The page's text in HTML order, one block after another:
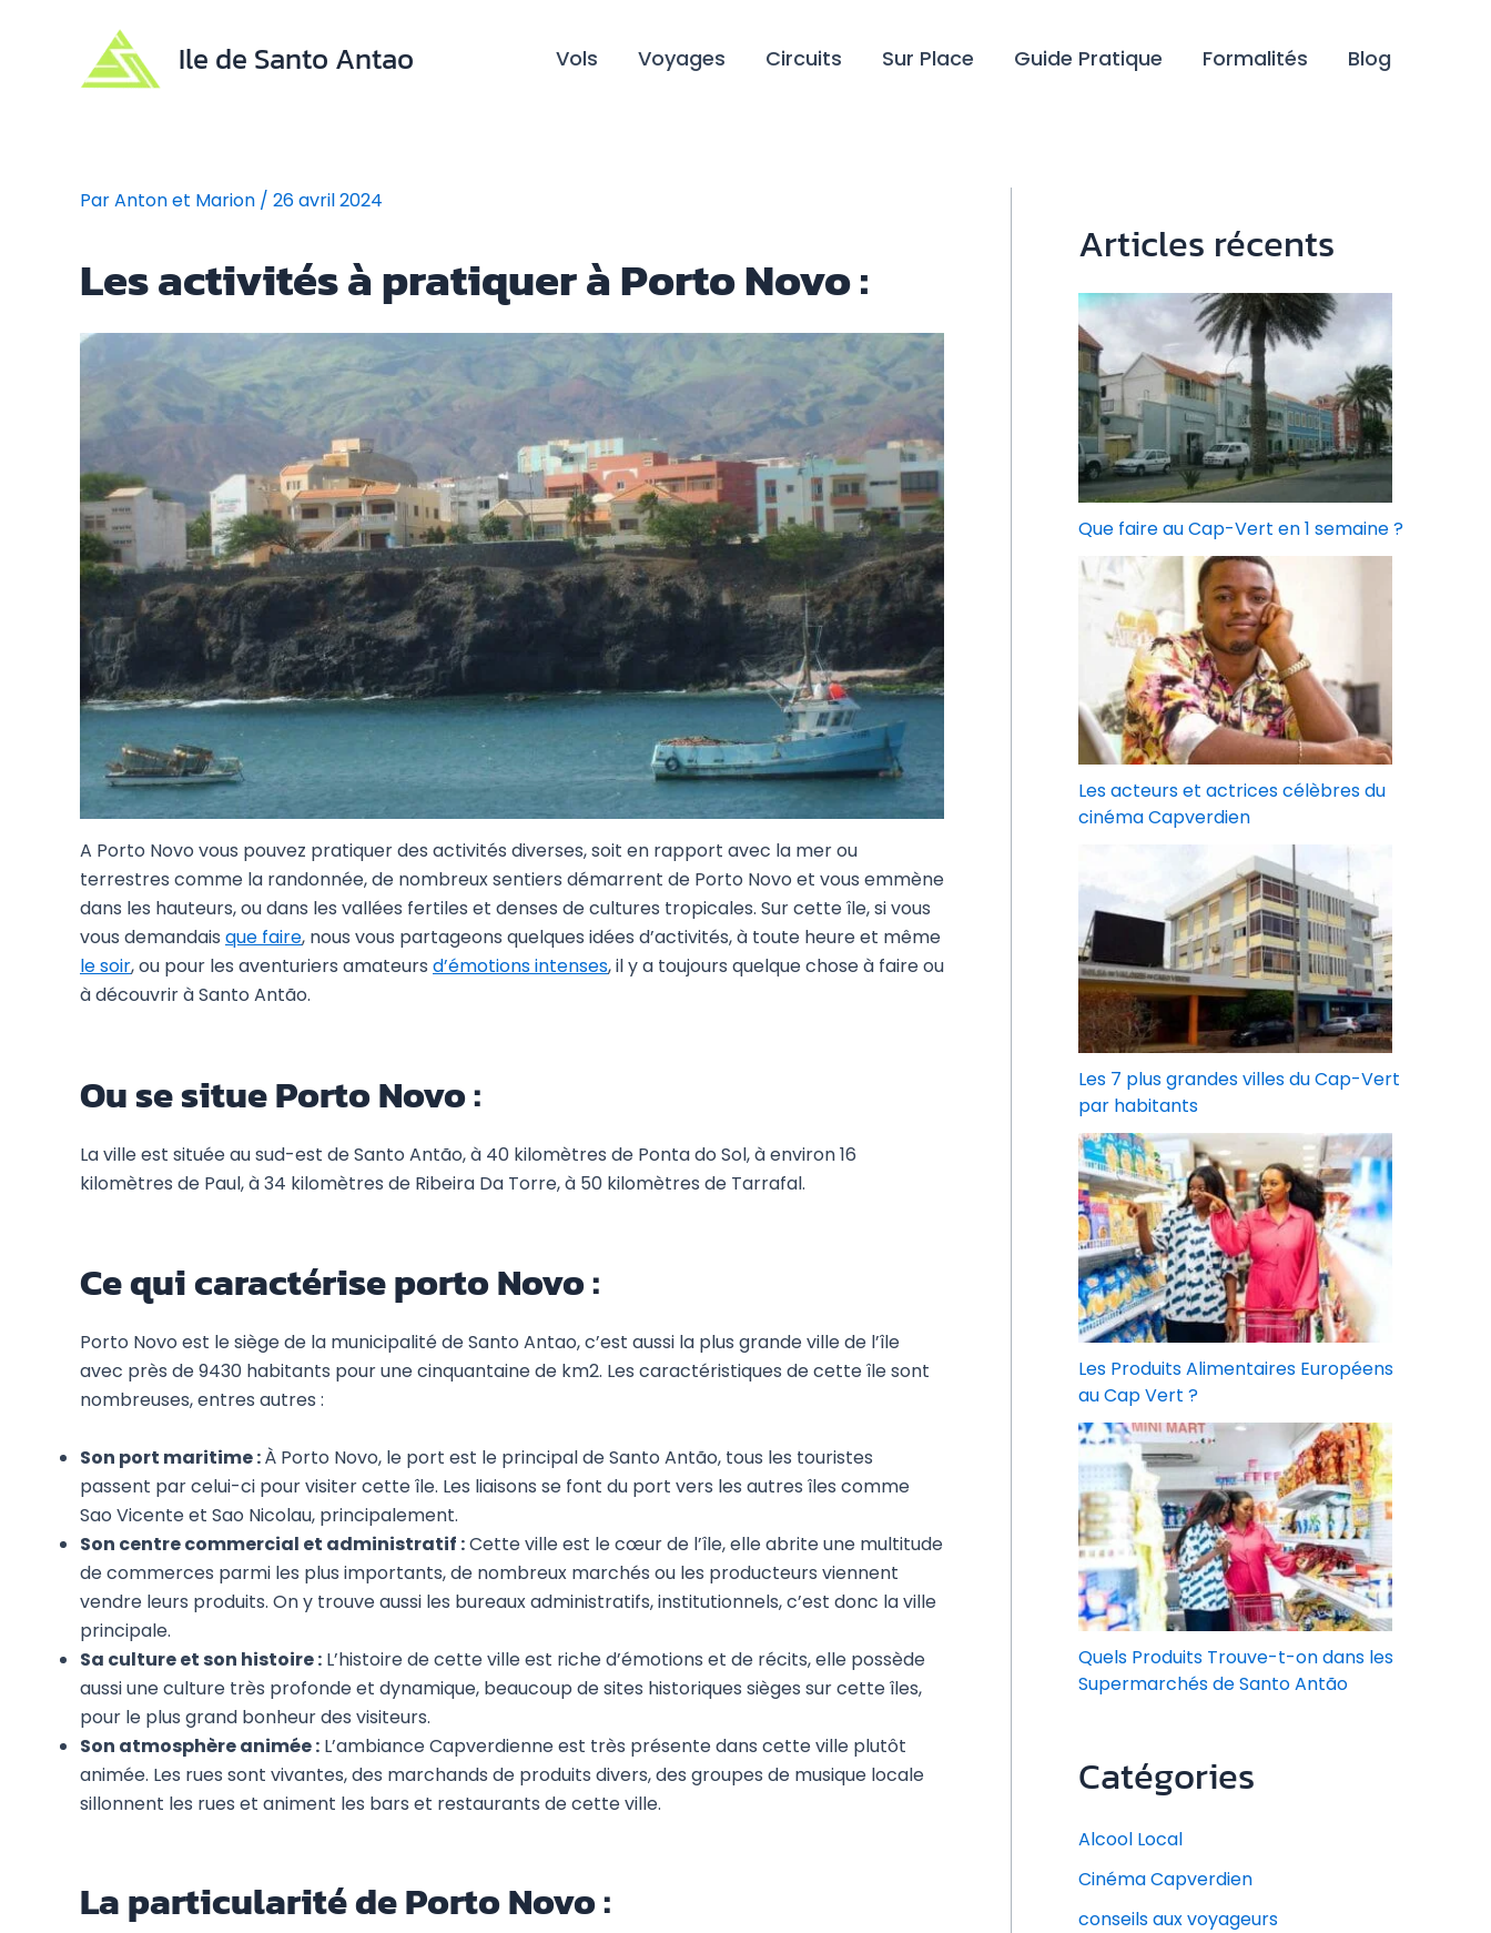
Ile de Santo Antao Vols Voyages Circuits Sur Place Guide Pratique Formalités Blog
ParAnton et Marion / 26 avril 2024
Les activités à pratiquer à Porto Novo :
A Porto Novo vous pouvez pratiquer des activités diverses, soit en rapport avec la mer ou
terrestres comme la randonnée, de nombreux sentiers démarrent de Porto Novo et vous emmène
dans les hauteurs, ou dans les vallées fertiles et denses de cultures tropicales. Sur cette île, si vous
vous demandais que faire, nous vous partageons quelques idées d’activités, à toute heure et même
le soir, ou pour les aventuriers amateurs d’émotions intenses, il y a toujours quelque chose à faire ou
à découvrir à Santo Antão.
Ou se situe Porto Novo :
La ville est située au sud-est de Santo Antão, à 40 kilomètres de Ponta do Sol, à environ 16
kilomètres de Paul, à 34 kilomètres de Ribeira Da Torre, à 50 kilomètres de Tarrafal.
Ce qui caractérise porto Novo :
Porto Novo est le siège de la municipalité de Santo Antao, c’est aussi la plus grande ville de l’île
avec près de 9430 habitants pour une cinquantaine de km2. Les caractéristiques de cette île sont
nombreuses, entres autres :
Son port maritime :À Porto Novo, le port est le principal de Santo Antão, tous les touristes
passent par celui-ci pour visiter cette île. Les liaisons se font du port vers les autres îles comme
Sao Vicente et Sao Nicolau, principalement.
Son centre commercial et administratif :Cette ville est le cœur de l’île, elle abrite une multitude
de commerces parmi les plus importants, de nombreux marchés ou les producteurs viennent
vendre leurs produits. On y trouve aussi les bureaux administratifs, institutionnels, c’est donc la ville
principale.
Sa culture et son histoire : L’histoire de cette ville est riche d’émotions et de récits, elle possède
aussi une culture très profonde et dynamique, beaucoup de sites historiques sièges sur cette îles,
pour le plus grand bonheur des visiteurs.
Son atmosphère animée : L’ambiance Capverdienne est très présente dans cette ville plutôt
animée. Les rues sont vivantes, des marchands de produits divers, des groupes de musique locale
sillonnent les rues et animent les bars et restaurants de cette ville.
La particularité de Porto Novo :
Articles récents
Que faire au Cap-Vert en 1 semaine ?
Les acteurs et actrices célèbres du
cinéma Capverdien
Les 7 plus grandes villes du Cap-Vert
par habitants
Les Produits Alimentaires Européens
au Cap Vert ?
Quels Produits Trouve-t-on dans les
Supermarchés de Santo Antão
Catégories
Alcool Local
Cinéma Capverdien
conseils aux voyageurs